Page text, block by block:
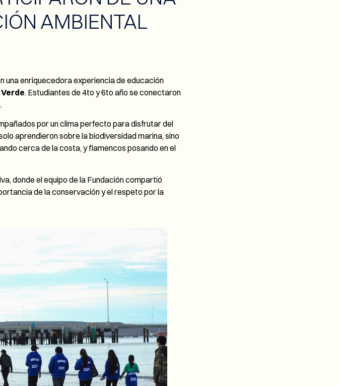
AMBIENTAL
una enriquecedora experiencia de educación
Verde. Estudiantes de 4to y 6to año se conectaron
por un clima perfecto para disfrutar del
aprendieron sobre la biodiversidad marina, sino
cerca de la costa, y flamencos posando en el
donde el equipo de la Fundación compartió
de la conservación y el respeto por la